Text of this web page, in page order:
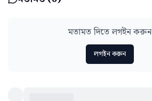
মতামত দিতে লগইন করুন
লগইন করুন